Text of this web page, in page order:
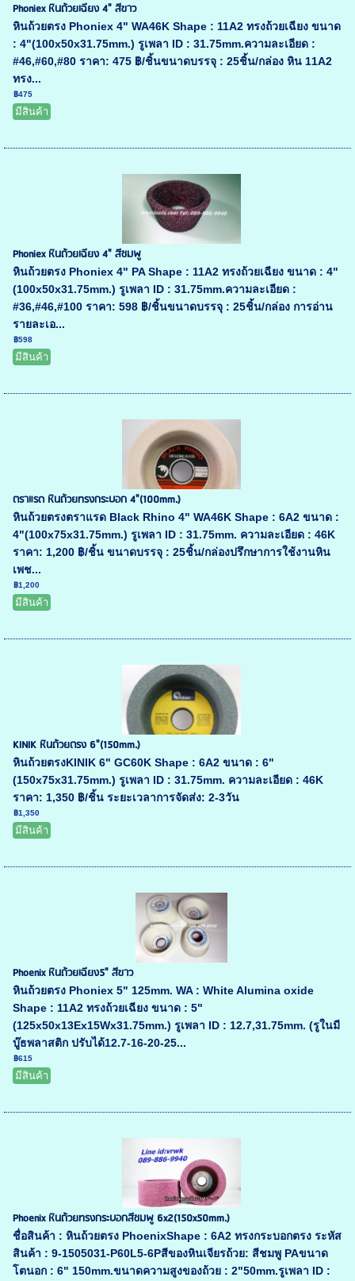
Phoniex หินถ้วยเฉียง 4" สีขาว
หินถ้วยตรง Phoniex 4" WA46K Shape : 11A2 ทรงถ้วยเฉียง ขนาด
: 4"(100x50x31.75mm.) รูเพลา ID : 31.75mm.ความละเอียด :
#46,#60,#80 ราคา: 475 ฿/ชิ้นขนาดบรรจุ : 25ชิ้น/กล่อง หิน 11A2
ทรง...
฿475
มีสินค้า
Phoniex หินถ้วยเฉียง 4" สีชมพู
หินถ้วยตรง Phoniex 4" PA Shape : 11A2 ทรงถ้วยเฉียง ขนาด : 4"
(100x50x31.75mm.) รูเพลา ID : 31.75mm.ความละเอียด :
#36,#46,#100 ราคา: 598 ฿/ชิ้นขนาดบรรจุ : 25ชิ้น/กล่อง การอ่าน
รายละเอ...
฿598
มีสินค้า
ตราแรด หินถ้วยทรงกระบอก 4"(100mm.)
หินถ้วยตรงตราแรด Black Rhino 4" WA46K Shape : 6A2 ขนาด :
4"(100x75x31.75mm.) รูเพลา ID : 31.75mm. ความละเอียด : 46K
ราคา: 1,200 ฿/ชิ้น ขนาดบรรจุ : 25ชิ้น/กล่องปรึกษาการใช้งานหิน
เพช...
฿1,200
มีสินค้า
KINIK หินถ้วยตรง 6"(150mm.)
หินถ้วยตรงKINIK 6" GC60K Shape : 6A2 ขนาด : 6"
(150x75x31.75mm.) รูเพลา ID : 31.75mm. ความละเอียด : 46K
ราคา: 1,350 ฿/ชิ้น ระยะเวลาการจัดส่ง: 2-3วัน
฿1,350
มีสินค้า
Phoenix หินถ้วยเฉียง5" สีขาว
หินถ้วยตรง Phoniex 5" 125mm. WA : White Alumina oxide
Shape : 11A2 ทรงถ้วยเฉียง ขนาด : 5"
(125x50x13Ex15Wx31.75mm.) รูเพลา ID : 12.7,31.75mm. (รูในมี
บู๊ธพลาสติก ปรับได้12.7-16-20-25...
฿615
มีสินค้า
Phoenix หินถ้วยทรงกระบอกสีชมพู 6x2(150x50mm.)
ชื่อสินค้า : หินถ้วยตรง PhoenixShape : 6A2 ทรงกระบอกตรง ระหัส
สินค้า : 9-1505031-P60L5-6Pสีของหินเจียรถ้วย: สีชมพู PAขนาด
โตนอก : 6" 150mm.ขนาดความสูงของถ้วย : 2"50mm.รูเพลา ID :